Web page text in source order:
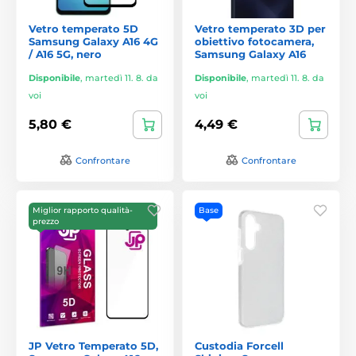
Vetro temperato 5D
Samsung Galaxy A16 4G
/ A16 5G, nero
Disponibile, martedì 11. 8. da
voi
5,80 €
Confrontare
Vetro temperato 3D per
obiettivo fotocamera,
Samsung Galaxy A16
Disponibile, martedì 11. 8. da
voi
4,49 €
Confrontare
Miglior rapporto qualità-
prezzo
JP Vetro Temperato 5D,
Base
Custodia Forcell